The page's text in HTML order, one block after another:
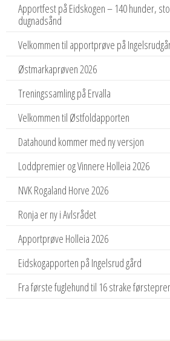
Apportfest på Eidskogen – 140 hunder,
dugnadsånd
Velkommen til apportprøve på
Østmarkaprøven 2026
Treningssamling på Ervalla
Velkommen til Østfoldapporten
Datahound kommer med ny versjon
Loddpremier og Vinnere Holleia 2026
NVK Rogaland Horve 2026
Ronja er ny i Avlsrådet
Apportprøve Holleia 2026
Eidskogapporten på Ingelsrud gård
Fra første fuglehund til 16 strake